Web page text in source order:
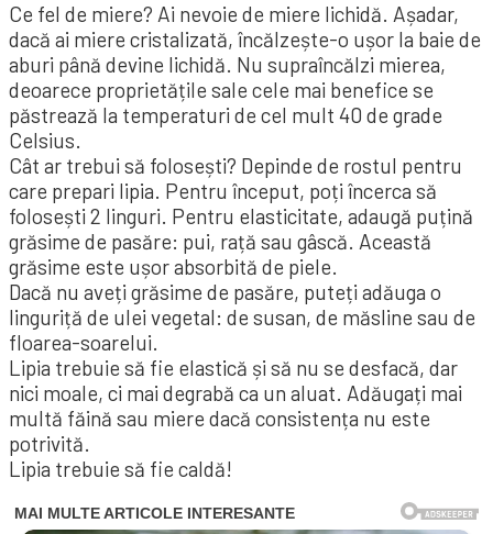
Ce fel de miere? Ai nevoie de miere lichidă. Așadar,
dacă ai miere cristalizată, încălzește-o ușor la baie de
aburi până devine lichidă. Nu supraîncălzi mierea,
deoarece proprietățile sale cele mai benefice se
păstrează la temperaturi de cel mult 40 de grade
Celsius.
Cât ar trebui să folosești? Depinde de rostul pentru
care prepari lipia. Pentru început, poți încerca să
folosești 2 linguri. Pentru elasticitate, adaugă puțină
grăsime de pasăre: pui, rață sau gâscă. Această
grăsime este ușor absorbită de piele.
Dacă nu aveți grăsime de pasăre, puteți adăuga o
linguriță de ulei vegetal: de susan, de măsline sau de
floarea-soarelui.
Lipia trebuie să fie elastică și să nu se desfacă, dar
nici moale, ci mai degrabă ca un aluat. Adăugați mai
multă făină sau miere dacă consistența nu este
potrivită.
Lipia trebuie să fie caldă!